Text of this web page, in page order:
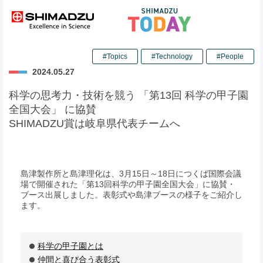
2024.05.27
#Topics #Technology #People
科学の思考力・技術を競う 「第13回 科学の甲子園
全国大会」 に協賛
SHIMADZU賞は岐阜県代表チームへ
島津製作所と島津理化は、3月15日～18日につくば国際会議
場で開催された「第13回科学の甲子園全国大会」に協賛・
ブース出展しました。表彰式や島津ブースの様子をご紹介し
ます。
科学の甲子園とは
仲間と喜び合う表彰式